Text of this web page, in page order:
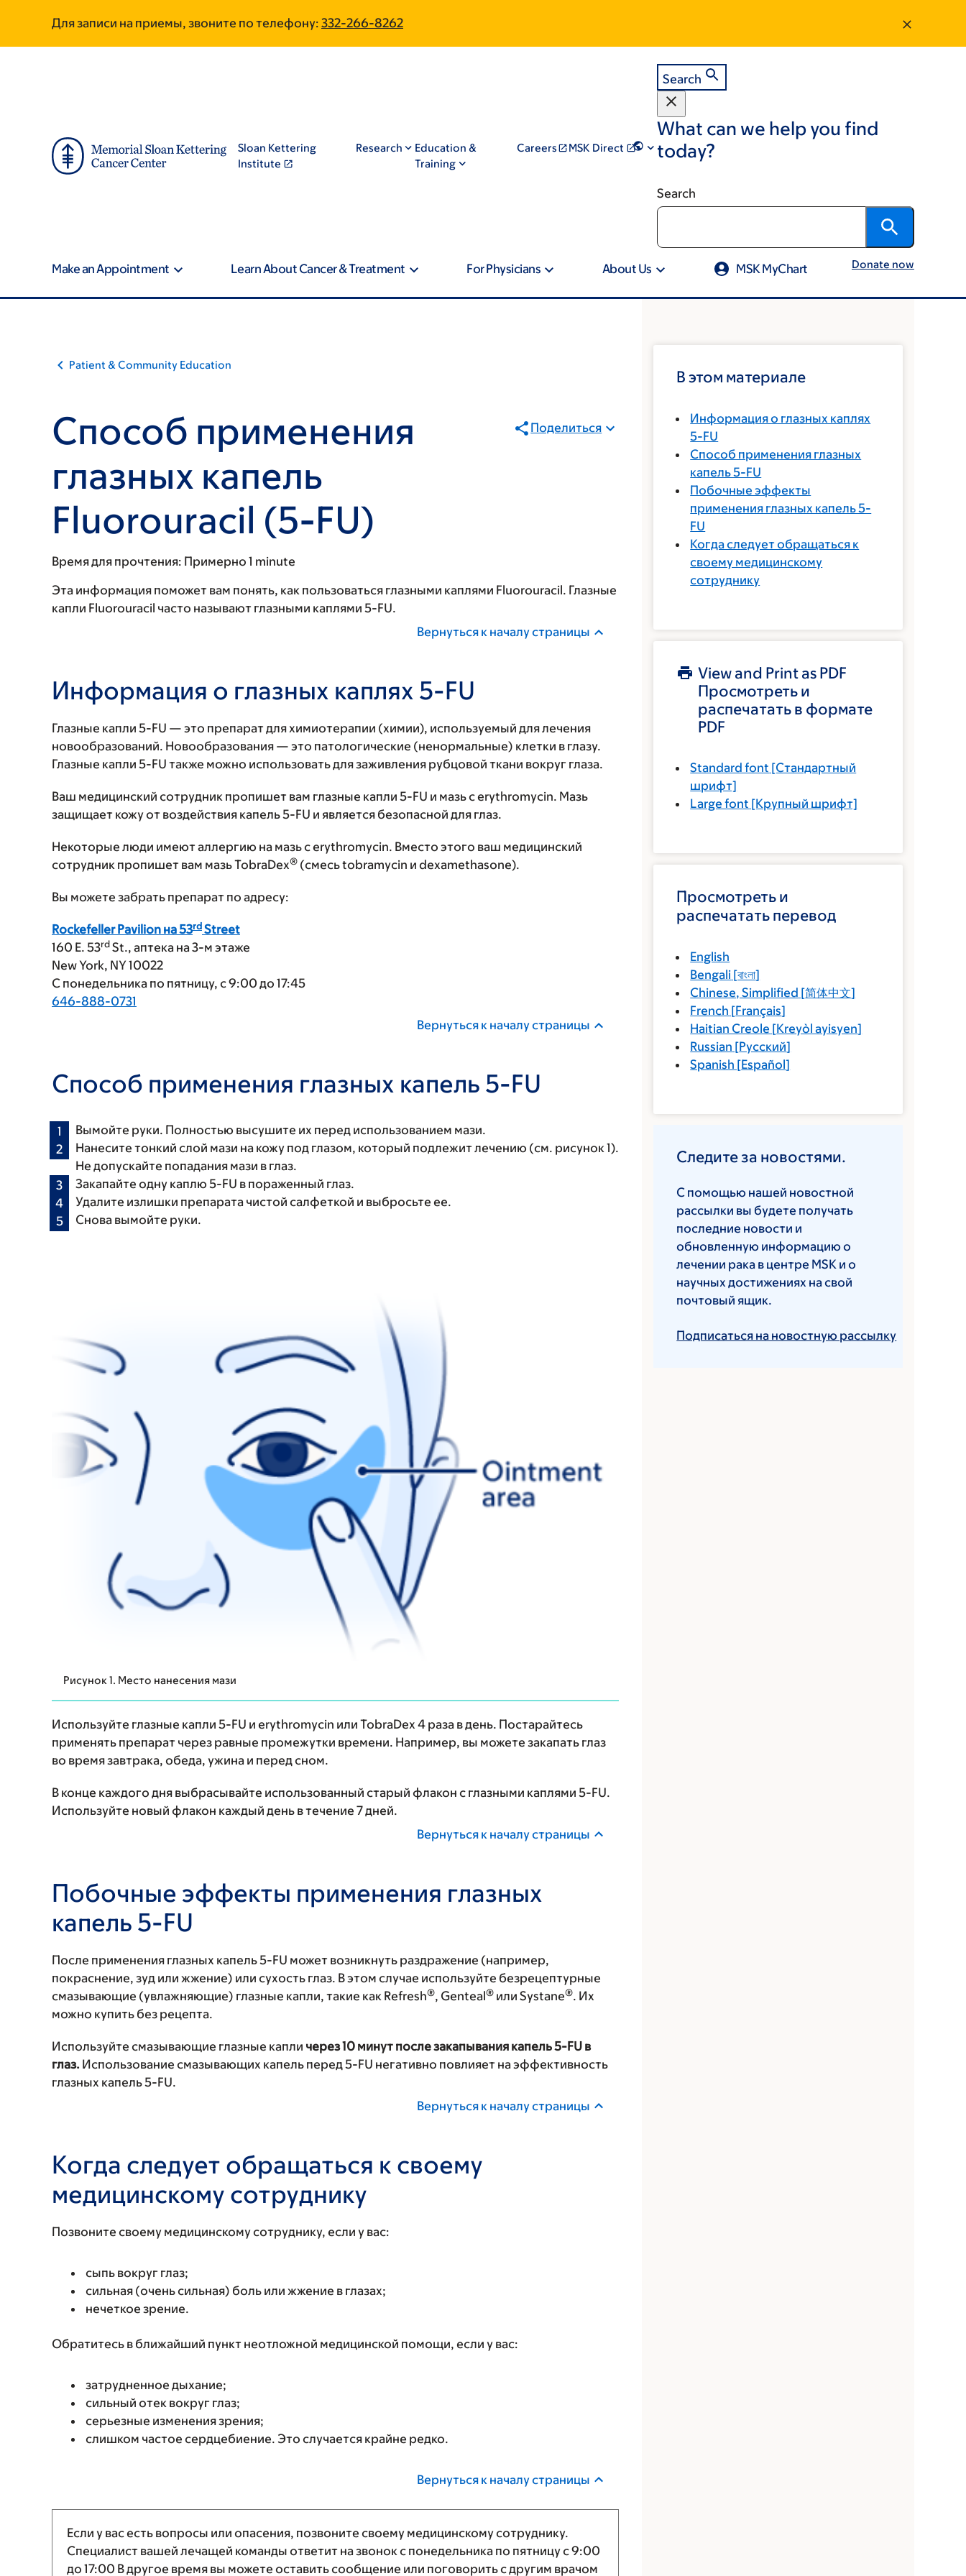
main
footer
Для записи на приемы, звоните по телефону: 332-266-8262
Sloan Kettering
Institute
Research
Education &
Training
Careers MSK Direct
Search
What can we help you find
today?
Search
Make an Appointment Learn About Cancer & Treatment For Physicians About Us MSK MyChart Donate now
Patient & Community Education
Способ применения
глазных капель
Fluorouracil (5-FU)
Поделиться
Время для прочтения: Примерно 1 minute
Эта информация поможет вам понять, как пользоваться глазными каплями Fluorouracil. Глазные
капли Fluorouracil часто называют глазными каплями 5-FU.
Вернуться к началу страницы
Информация о глазных каплях 5-FU
Глазные капли 5-FU — это препарат для химиотерапии (химии), используемый для лечения
новообразований. Новообразования — это патологические (ненормальные) клетки в глазу.
Глазные капли 5-FU также можно использовать для заживления рубцовой ткани вокруг глаза.
Ваш медицинский сотрудник пропишет вам глазные капли 5-FU и мазь с erythromycin. Мазь
защищает кожу от воздействия капель 5-FU и является безопасной для глаз.
Некоторые люди имеют аллергию на мазь с erythromycin. Вместо этого ваш медицинский
сотрудник пропишет вам мазь TobraDex® (смесь tobramycin и dexamethasone).
Вы можете забрать препарат по адресу:
Rockefeller Pavilion на 53rd Street
160 E. 53rd St., аптека на 3-м этаже
New York, NY 10022
С понедельника по пятницу, с 9:00 до 17:45
646-888-0731
Вернуться к началу страницы
Способ применения глазных капель 5-FU
Вымойте руки. Полностью высушите их перед использованием мази.
Нанесите тонкий слой мази на кожу под глазом, который подлежит лечению (см. рисунок 1).
Не допускайте попадания мази в глаз.
Закапайте одну каплю 5-FU в пораженный глаз.
Удалите излишки препарата чистой салфеткой и выбросьте ее.
Снова вымойте руки.
Рисунок 1. Место нанесения мази
Используйте глазные капли 5-FU и erythromycin или TobraDex 4 раза в день. Постарайтесь
применять препарат через равные промежутки времени. Например, вы можете закапать глаз
во время завтрака, обеда, ужина и перед сном.
В конце каждого дня выбрасывайте использованный старый флакон с глазными каплями 5-FU.
Используйте новый флакон каждый день в течение 7 дней.
Вернуться к началу страницы
Побочные эффекты применения глазных
капель 5-FU
После применения глазных капель 5-FU может возникнуть раздражение (например,
покраснение, зуд или жжение) или сухость глаз. В этом случае используйте безрецептурные
смазывающие (увлажняющие) глазные капли, такие как Refresh®, Genteal® или Systane®. Их
можно купить без рецепта.
Используйте смазывающие глазные капли через 10 минут после закапывания капель 5-FU в
глаз. Использование смазывающих капель перед 5-FU негативно повлияет на эффективность
глазных капель 5-FU.
Вернуться к началу страницы
Когда следует обращаться к своему
медицинскому сотруднику
Позвоните своему медицинскому сотруднику, если у вас:
сыпь вокруг глаз;
сильная (очень сильная) боль или жжение в глазах;
нечеткое зрение.
Обратитесь в ближайший пункт неотложной медицинской помощи, если у вас:
затрудненное дыхание;
сильный отек вокруг глаз;
серьезные изменения зрения;
слишком частое сердцебиение. Это случается крайне редко.
Вернуться к началу страницы
Если у вас есть вопросы или опасения, позвоните своему медицинскому сотруднику.
Специалист вашей лечащей команды ответит на звонок с понедельника по пятницу с9:00
до 17:00 В другое время вы можете оставить сообщение или поговорить с другим врачом
В этом материале
Информация о глазных каплях
5-FU
Способ применения глазных
капель 5-FU
Побочные эффекты
применения глазных капель 5-
FU
Когда следует обращаться к
своему медицинскому
сотруднику
View and Print as PDF
Просмотреть и
распечатать в формате
PDF
Standard font [Стандартный
шрифт]
Large font [Крупный шрифт]
Просмотреть и
распечатать перевод
English
Bengali [বাংলা]
Chinese, Simplified [简体中文]
French [Français]
Haitian Creole [Kreyòl ayisyen]
Russian [Русский]
Spanish [Español]
Следите за новостями.
С помощью нашей новостной
рассылки вы будете получать
последние новости и
обновленную информацию о
лечении рака в центре MSK и о
научных достижениях на свой
почтовый ящик.
Подписаться на новостную рассылку